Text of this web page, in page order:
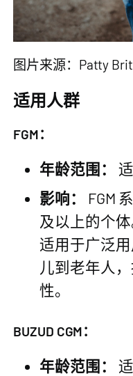
图片来源：Patty
适用人群
FGM：
年龄范围：
影响：
FGM
及以上的个
适用于广泛
儿到老年人
性。
BUZUD CGM：
年龄范围：